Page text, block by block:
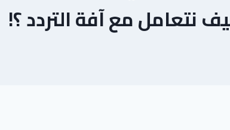
نتعامل مع آفة التردد ؟!